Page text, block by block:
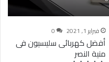
فبراير 1, 2021 0
أفضل كهربائى سليسيون فى
منية النصر